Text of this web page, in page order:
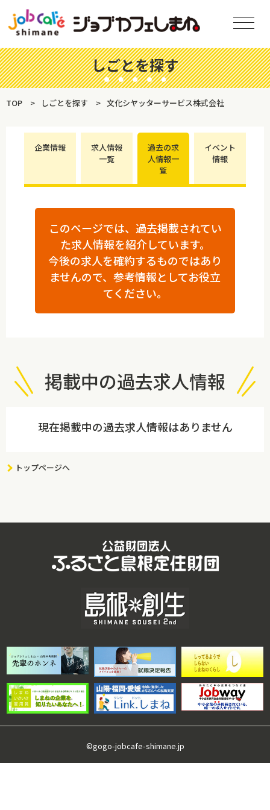
しごとを探す
TOP しごとを探す 文化シヤッターサービス株式会社
企業情報
求人情報
一覧
過去の求
人情報一
覧
イベント
情報
このページでは、過去掲載されてい
た求人情報を紹介しています。
今後の求人を確約するものではあり
ませんので、参考情報としてお役立
てください。
掲載中の過去求人情報
現在掲載中の過去求人情報はありません
トップページへ
©gogo-jobcafe-shimane.jp